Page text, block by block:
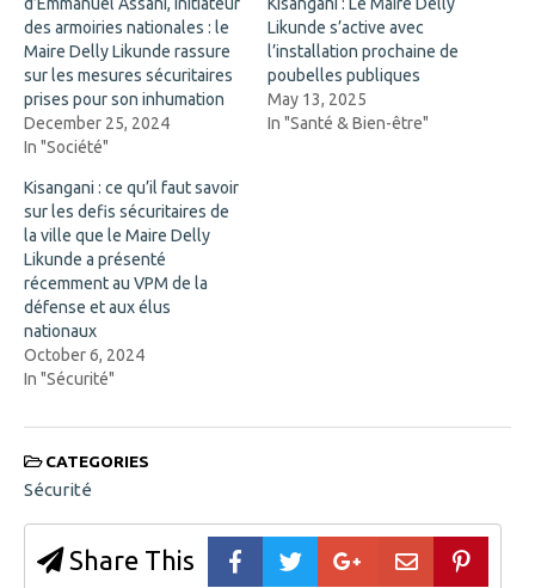
p
e
n
i
n
n
e
w
w
n
d
o
w
)
e
w
w
n
d
o
w
des armoiries nationales : le
Maire Delly Likunde rassure
sur les mesures sécuritaires
prises pour son inhumation
December 25, 2024
In "Société"
Likunde s’active avec
l’installation prochaine de
poubelles publiques
May 13, 2025
In "Santé & Bien-être"
Kisangani : ce qu’il faut savoir
sur les defis sécuritaires de
la ville que le Maire Delly
Likunde a présenté
récemment au VPM de la
défense et aux élus
nationaux
October 6, 2024
In "Sécurité"
CATEGORIES
Sécurité
Share This